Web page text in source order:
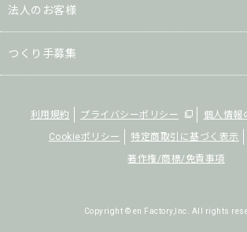
法人のお客様
つくり手募集
利用規約 プライバシーポリシー
個人情報
Cookieポリシー
特定商取引に基づく表示
著作権/商標/免責事項
Copyright © en Factory,Inc. All rights